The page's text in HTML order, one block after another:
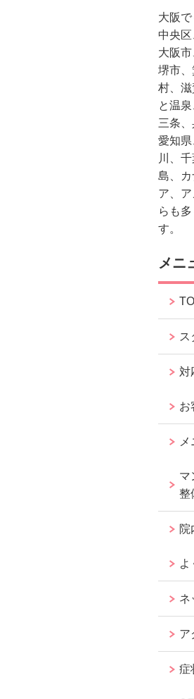
大阪で
中央
大阪市
堺市、
村、
と温
三条、
愛知
川、
島、カ
ア、
らも
す。
メニ
ス
対
お
マ
整
院
よ
ネ
ア
症